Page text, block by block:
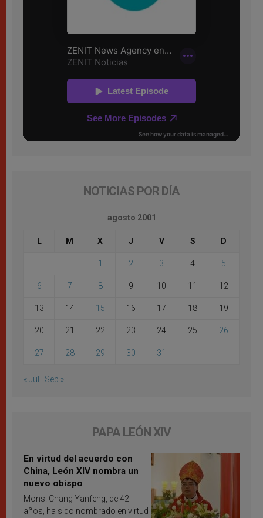
NOTICIAS POR DÍA
agosto 2001
L M X J V S D
1 2 3 4 5
6 7 8 9 10 11 12
13 14 15 16 17 18 19
20 21 22 23 24 25 26
27 28 29 30 31
« Jul Sep »
PAPA LEÓN XIV
En virtud del acuerdo con
China, León XIV nombra un
nuevo obispo
Mons. Chang Yanfeng, de 42
años, ha sido nombrado en virtud